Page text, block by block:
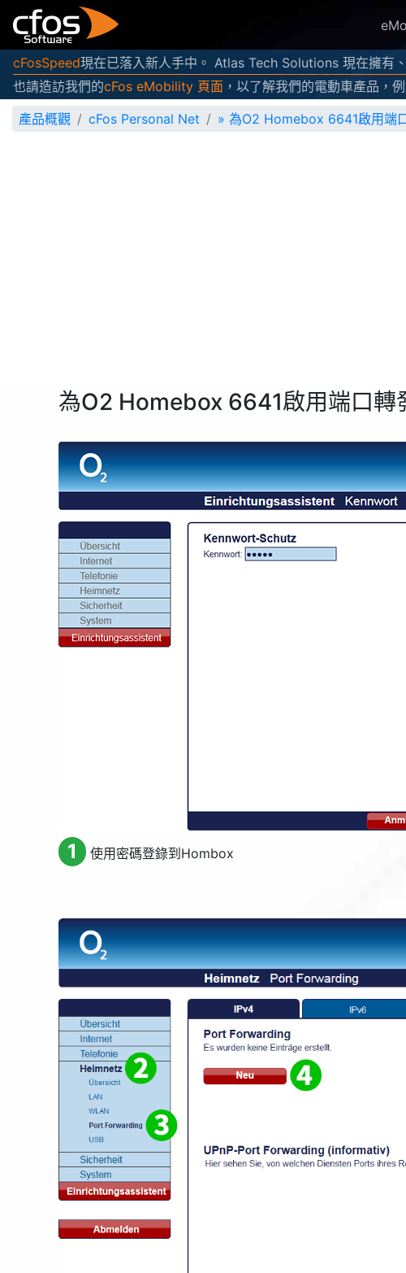
cFosSpeed現在已落入新人手中。 Atlas Tech Solutions 現在擁有
也請造訪我們的cFos eMobility 頁面 ，以了解我們的電動車產品，
產品概觀
cFos Personal Net » 為O2 Homebox 6641啟用端
為O2 Homebox 6641啟用端口轉
1 使用密碼登錄到Hombox